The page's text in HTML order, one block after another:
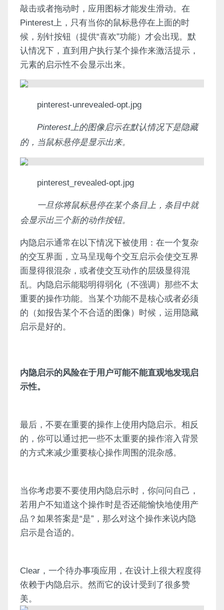
敲击或者拖动时，应用图标才能发生滑动。在
Pinterest上，只有当你的鼠标悬停在上面的时
候，别针按钮（提供“喜欢”功能）才会出现。默
认情况下，直到用户执行某个操作来激活提示，
元素的启示性不会显示出来。
pinterest-unrevealed-opt.jpg
Pinterest上的图像启示在默认情况下是隐藏
的，当鼠标悬停是显示出来。
pinterest_revealed-opt.jpg
一旦你将鼠标悬停在某个条目上，条目中就
会显示出三个新的动作按钮。
内隐启示通常在以下情况下被使用：在一个复杂
的交互界面，立马呈现每个交互启示会使交互界
面显得很混杂，或者使交互动作的层级显得混
乱。内隐启示能聪明得弱化（不强调）那些不太
重要的操作功能。当某个功能不是核心或者必须
的（如报告某个不合适的图像）时候，运用隐藏
启示是好的。
内隐启示的风险在于用户可能不能直观地发现启
示性。
最后，不要在重要的操作上使用内隐启示。相反
的，你可以通过把一些不太重要的操作溶入背景
的方式来减少重要核心操作周围的混杂感。
当你考虑要不要使用内隐启示时，你问问自己，
若用户不知道这个操作时是否还能愉快地使用产
品？如果答案是“是”，那么对这个操作来说内隐
启示是合适的。
Clear，一个待办事项应用，在设计上很大程度得
依赖于内隐启示。然而它的设计受到了很多赞
美。